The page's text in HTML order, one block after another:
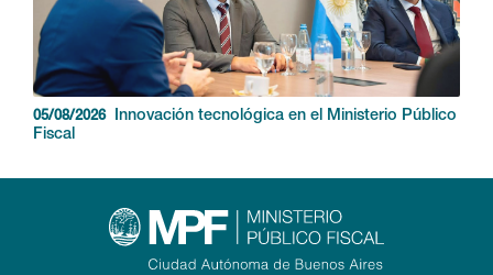
05/08/2026
Innovación tecnológica en el Ministerio Público
Fiscal